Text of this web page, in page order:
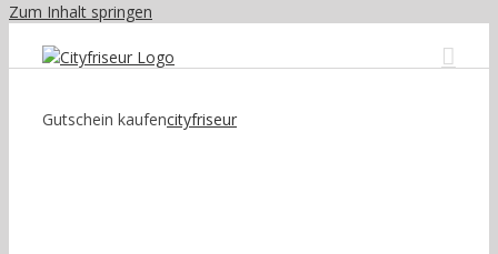
Zum Inhalt springen
Gutschein kaufencityfriseur